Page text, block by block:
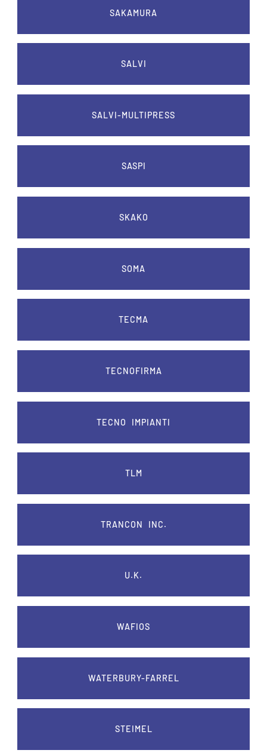
SAKAMURA
SALVI
SALVI-MULTIPRESS
SASPI
SKAKO
SOMA
TECMA
TECNOFIRMA
TECNO IMPIANTI
TLM
TRANCON INC.
U.K.
WAFIOS
WATERBURY-FARREL
STEIMEL